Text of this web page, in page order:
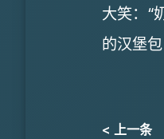
大笑：“
的汉堡
< 上一条